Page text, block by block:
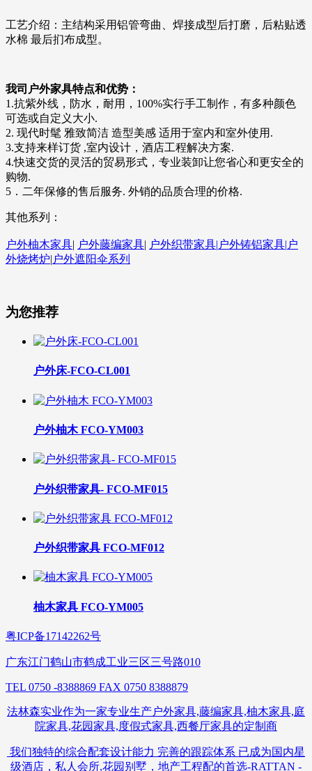
工艺介绍：主结构采用铝管弯曲、焊接成型后打磨，后粘贴透
水棉 最后扪布成型。
我司户外家具特点和优势：
1.抗紫外线，防水，耐用，100%实行手工制作，有多种颜色
可选或自定义大小.
2. 现代时髦 雅致简洁 造型美感 适用于室内和室外使用.
3.支持来样订货 ,室内设计，酒店工程解决方案.
4.快速交货的灵活的贸易形式，专业装卸让您省心和更安全的
购物.
5．二年保修的售后服务. 外销的品质合理的价格.
其他系列：
户外柚木家具| 户外藤编家具| 户外织带家具| 户外铸铝家具| 户
外烧烤炉| 户外遮阳伞系列
为您推荐
户外床-FCO-CL001
户外柚木 FCO-YM003
户外织带家具- FCO-MF015
户外织带家具 FCO-MF012
柚木家具 FCO-YM005
粤ICP备17142262号
广东江门鹤山市鹤成工业三区三号路010
TEL 0750 -8388869 FAX 0750 8388879
法林森实业作为一家专业生产户外家具,藤编家具,柚木家具,庭
院家具,花园家具,度假式家具,西餐厅家具的定制商
我们独特的综合配套设计能力 完善的跟踪体系 已成为国内星
级酒店，私人会所,花园别墅，地产工程配的首选-RATTAN -